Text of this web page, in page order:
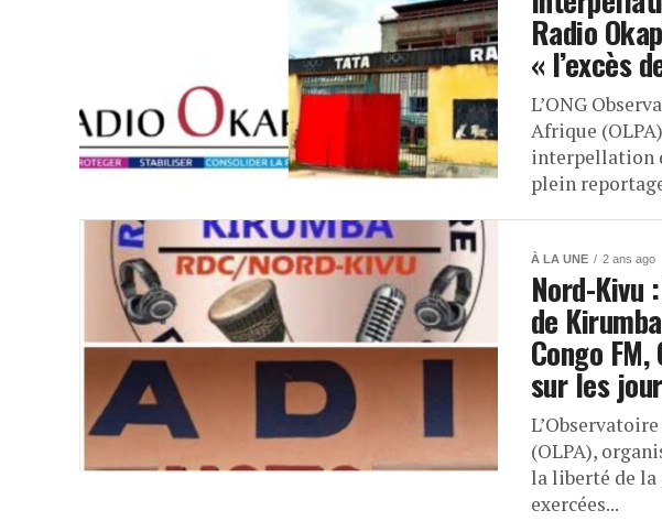
Radio
« l’excès
L’ONG
Afrique
interpellation
plein
À LA UNE 2 ans ago
Nord-Kivu
de
Congo
sur les
(OLPA),
la liberté de la
exercées...